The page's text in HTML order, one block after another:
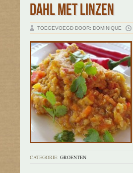
DAHL MET LINZEN
TOEGEVOEGD DOOR: DOMINIQUE
CATEGORIE: GROENTEN